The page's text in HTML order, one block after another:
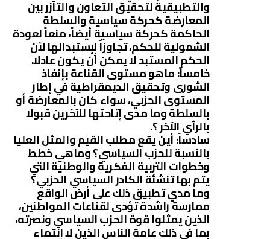
والتطبيقية لتحقيق التعاون والتآزر بين
المعارضة كحركة سياسية والسلطة
الحاكمة كحركة سياسية أيضاً، منعاً لعودة
الشمولية للحكم، تجاوزاً لإستبدالها لأن
الحكم المستبد لا يمكن أن يكون عادلاً.
خامساً: ماهو مستوى القناعة بإنفاذ
الشورى وتحقيق الديمقراطية في إطار
المستوى الحزبي، سواء كان بالمعارضة أو
بالسلطة وما مدى إتاحتها للآخرين قبولاً
بالرأي الآخر ؟.
سادساً: أين يقع مطلب القيم والمثل العليا
بالنسبة للحزب السياسي؟ وماهي خطط
وخطوات التربية الفكرية والوطنية التي
يتم بها تنشئة الكادر السياسي الحزبي؟
وما مدي تطبيق ذلك على أرض الواقع
ممارسة راشدة تؤدى لقناعات المواطنين،
الذين يمثلوا قوة الحزب السياسي ونصرته،
بما فى ذلك عامة الناس الذين لا إنتماء